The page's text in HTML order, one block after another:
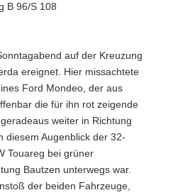
B 96/S 108
auf der Kreuzung
ereignet. Hier missachtete
Ford Mondeo, der aus
die für ihn rot zeigende
weiter in Richtung
diesem Augenblick der 32-
Touareg bei grüner
Bautzen unterwegs war.
der beiden Fahrzeuge,